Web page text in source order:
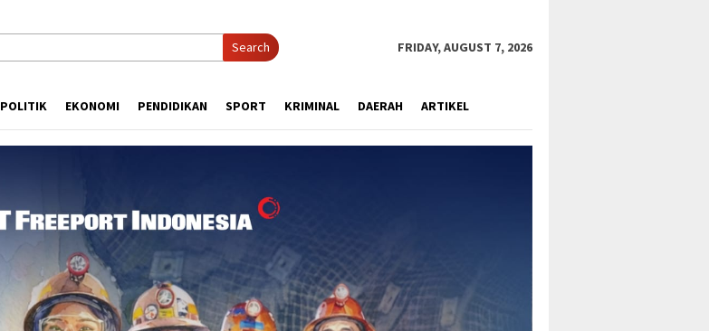
Search FRIDAY, AUGUST 7, 2026
POLITIK EKONOMI PENDIDIKAN SPORT KRIMINAL DAERAH ARTIKEL